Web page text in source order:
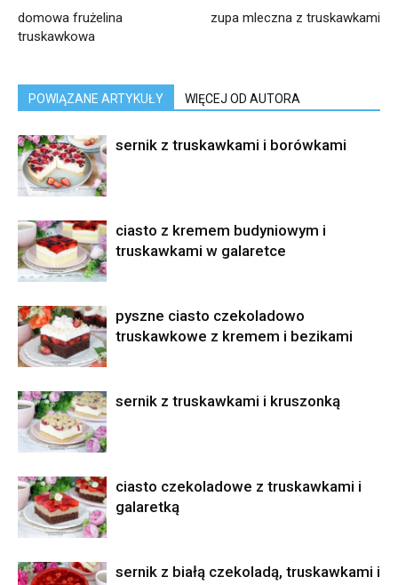
domowa frużelina
truskawkowa
zupa mleczna z truskawkami
POWIĄZANE ARTYKUŁY WIĘCEJ OD AUTORA
sernik z truskawkami i borówkami
ciasto z kremem budyniowym i
truskawkami w galaretce
pyszne ciasto czekoladowo
truskawkowe z kremem i bezikami
sernik z truskawkami i kruszonką
ciasto czekoladowe z truskawkami i
galaretką
sernik z białą czekoladą, truskawkami i